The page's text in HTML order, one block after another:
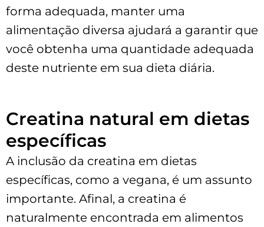
forma adequada, manter uma
alimentação diversa ajudará a garantir que
você obtenha uma quantidade adequada
deste nutriente em sua dieta diária.
Creatina natural em dietas
específicas
A inclusão da creatina em dietas
específicas, como a vegana, é um assunto
importante. Afinal, a creatina é
naturalmente encontrada em alimentos